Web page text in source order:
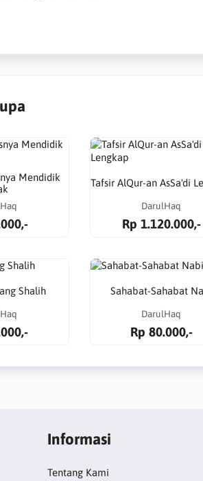
Mendidik
Tafsir AlQur-an AsSa'di
DarulHaq
Rp 1.120.000,-
Shalih Sahabat-Sahabat
DarulHaq
Rp 80.000,-
Informasi
Tentang Kami